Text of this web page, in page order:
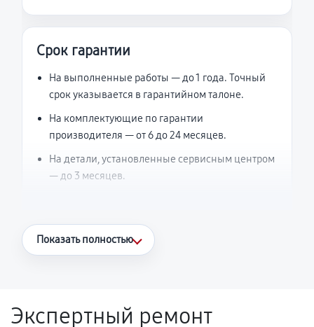
Срок гарантии
На выполненные работы — до 1 года. Точный
срок указывается в гарантийном талоне.
На комплектующие по гарантии
производителя — от 6 до 24 месяцев.
На детали, установленные сервисным центром
— до 3 месяцев.
Что считается гарантийным случаем
Поломка установленной детали при
Показать полностью
Экспертный ремонт